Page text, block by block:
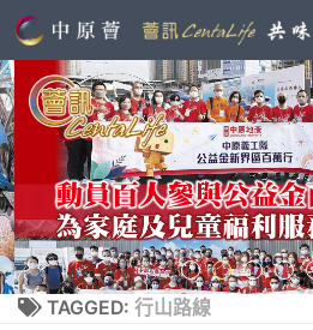
TAGGED: 行山路線